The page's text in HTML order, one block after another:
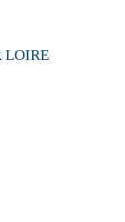
LOIRE